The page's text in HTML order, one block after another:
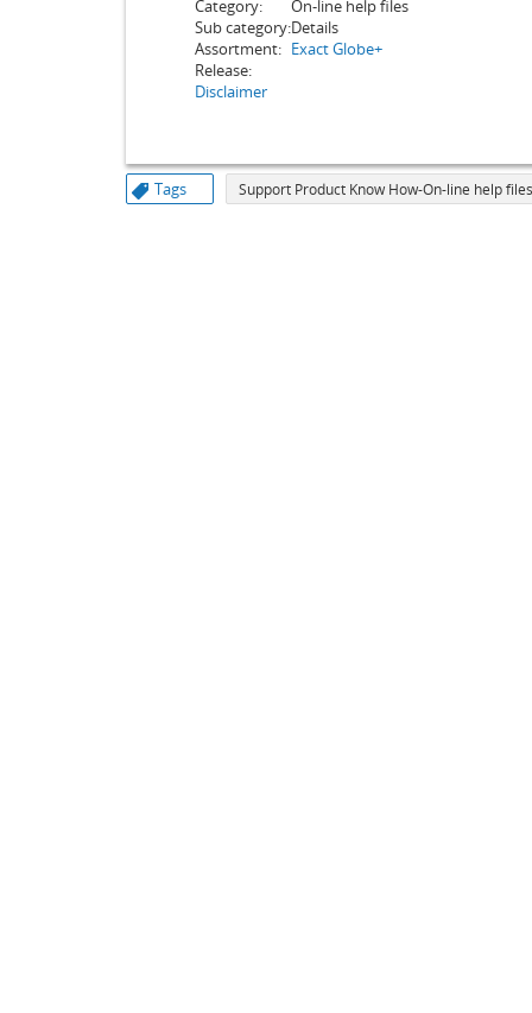
Category:
On-line help files
Sub category:Details
Assortment: Exact Globe+
Release:
Disclaimer
Tags Support Product Know How-On-line help